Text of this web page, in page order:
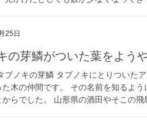
25日
の芽鱗がついた葉をよう
ブノキの芽鱗 タブノキにとりついた
た木の仲間です。 その名前を知るよ
からでした。 山形県の酒田やそこの